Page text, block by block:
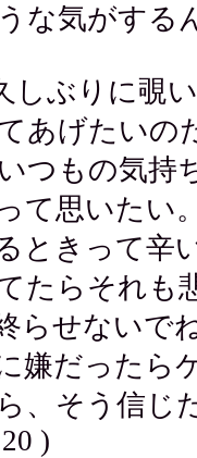
な気がする
しぶりに覗
あげたいの
つもの気持
て思いたい
ときって辛
たらそれも
らせないで
嫌だったら
、そう信じ
)